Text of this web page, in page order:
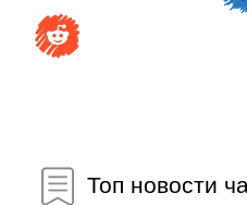
Топ новости